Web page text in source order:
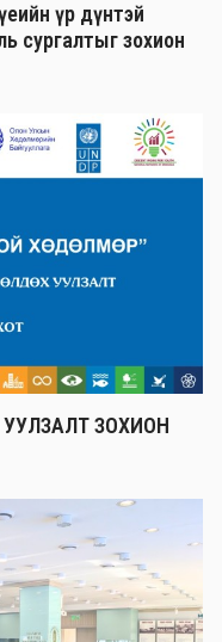
үр дүнтэй
сургалтыг зохион
УУЛЗАЛТ ЗОХИОН